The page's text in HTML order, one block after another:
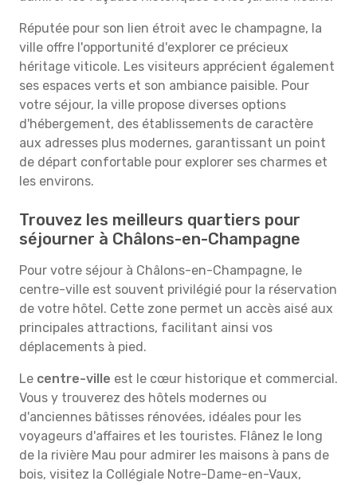
Réputée pour son lien étroit avec le champagne, la
ville offre l'opportunité d'explorer ce précieux
héritage viticole. Les visiteurs apprécient également
ses espaces verts et son ambiance paisible. Pour
votre séjour, la ville propose diverses options
d'hébergement, des établissements de caractère
aux adresses plus modernes, garantissant un point
de départ confortable pour explorer ses charmes et
les environs.
Trouvez les meilleurs quartiers pour
séjourner à Châlons-en-Champagne
Pour votre séjour à Châlons-en-Champagne, le
centre-ville est souvent privilégié pour la réservation
de votre hôtel. Cette zone permet un accès aisé aux
principales attractions, facilitant ainsi vos
déplacements à pied.
Le centre-ville est le cœur historique et commercial.
Vous y trouverez des hôtels modernes ou
d'anciennes bâtisses rénovées, idéales pour les
voyageurs d'affaires et les touristes. Flânez le long
de la rivière Mau pour admirer les maisons à pans de
bois, visitez la Collégiale Notre-Dame-en-Vaux,